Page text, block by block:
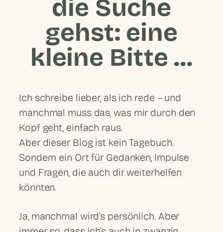
die Suche
gehst: eine
kleine Bitte ...
Ich schreibe lieber, als ich rede – und
manchmal muss das, was mir durch den
Kopf geht, einfach raus.
Aber dieser Blog ist kein Tagebuch.
Sondern ein Ort für Gedanken, Impulse
und Fragen, die auch dir weiterhelfen
könnten.
Ja, manchmal wird’s persönlich. Aber